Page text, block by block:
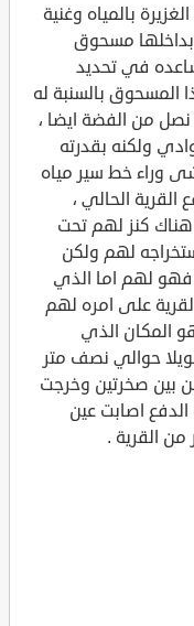
بالمياه وغنية
مسحوق
في تحديد
المسحوق بالسنبة له
من الفضة ايضا ،
ولكنه بقدرته
وراء خط سير مياه
الحالي ،
كنز لهم تحت
لهم ولكن
فهو لهم اما الذي
على امره لهم
المكان الذي
حوالي نصف متر
بين صخرتين وخرجت
اصابت عين
من القرية .